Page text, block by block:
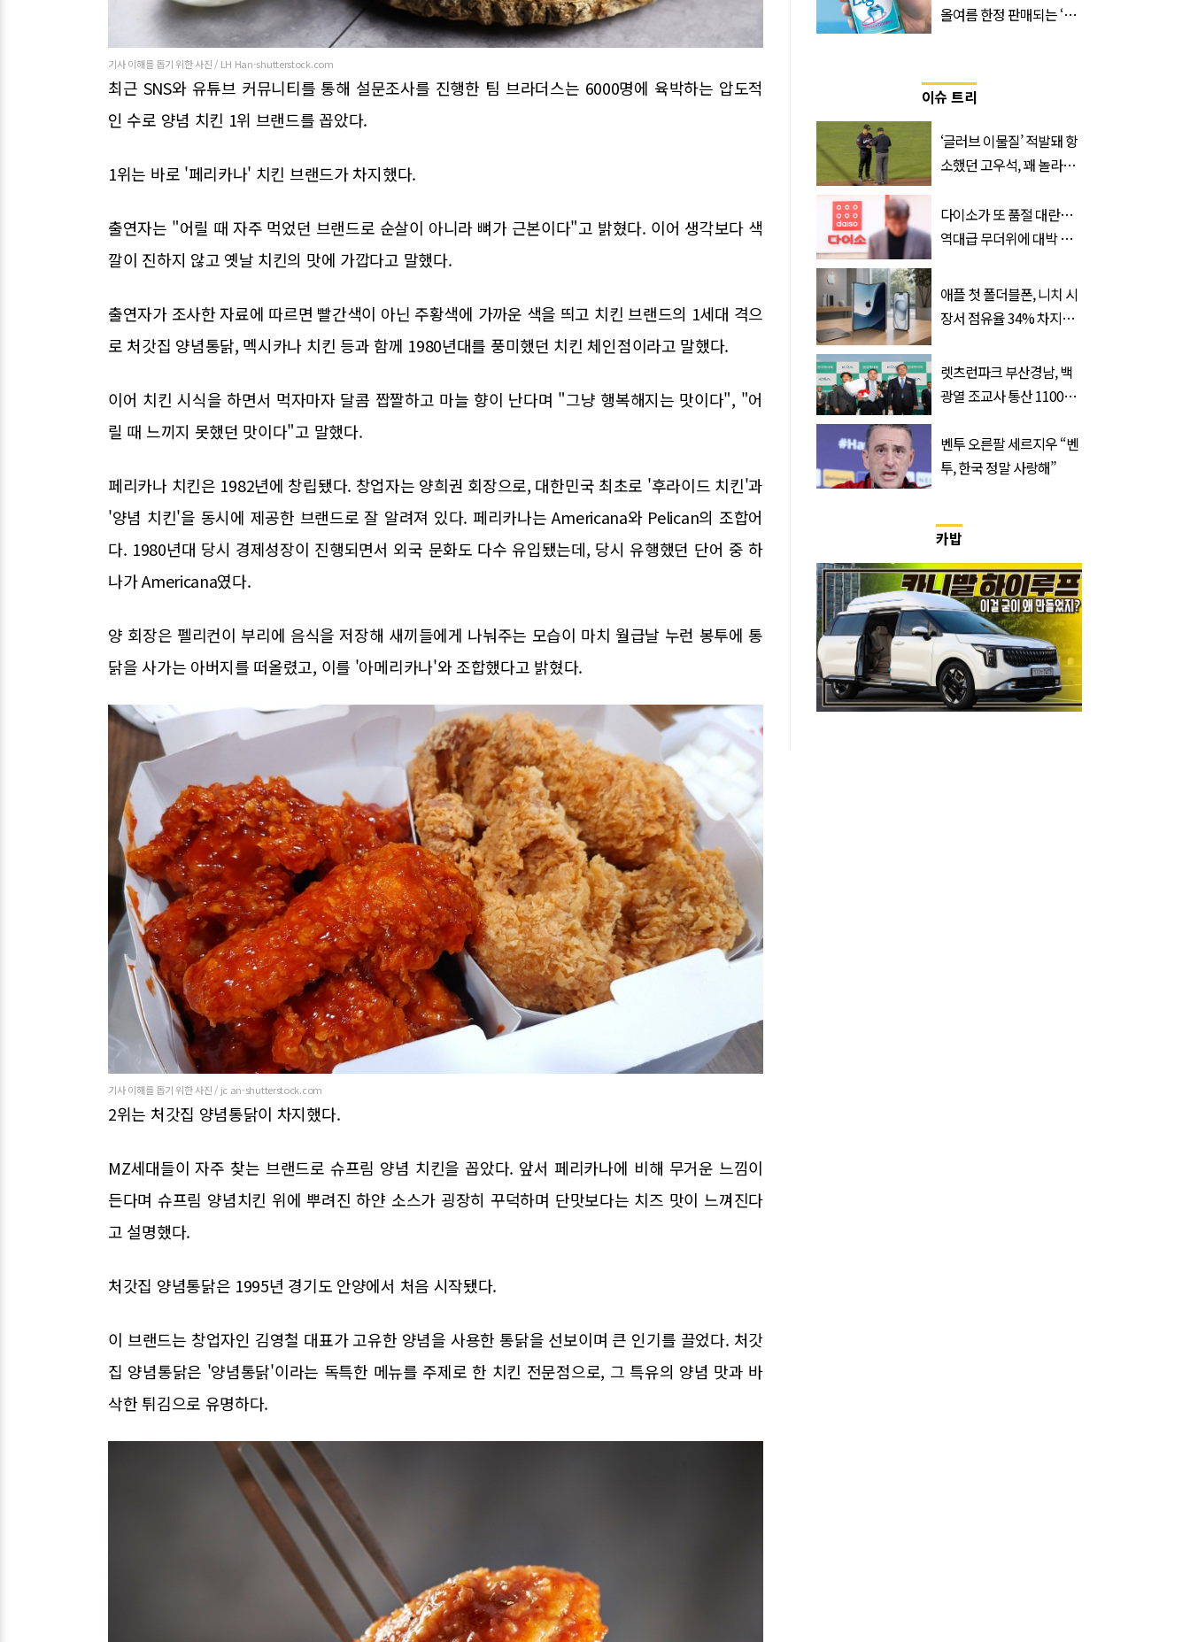
기사 이해를 돕기 위한 사진 / LH Han-shutterstock.com
최근 SNS와 유튜브 커뮤니티를 통해 설문조사를 진행한 팀 브라더스는 6000명에 육박하는 압도적
인 수로 양념 치킨 1위 브랜드를 꼽았다.
1위는 바로 '페리카나' 치킨 브랜드가 차지했다.
출연자는 "어릴 때 자주 먹었던 브랜드로 순살이 아니라 뼈가 근본이다"고 밝혔다. 이어 생각보다 색
깔이 진하지 않고 옛날 치킨의 맛에 가깝다고 말했다.
출연자가 조사한 자료에 따르면 빨간색이 아닌 주황색에 가까운 색을 띄고 치킨 브랜드의 1세대 격으
로 처갓집 양념통닭, 멕시카나 치킨 등과 함께 1980년대를 풍미했던 치킨 체인점이라고 말했다.
이어 치킨 시식을 하면서 먹자마자 달콤 짭짤하고 마늘 향이 난다며 "그냥 행복해지는 맛이다", "어
릴 때 느끼지 못했던 맛이다"고 말했다.
페리카나 치킨은 1982년에 창립됐다. 창업자는 양희권 회장으로, 대한민국 최초로 '후라이드 치킨'과
'양념 치킨'을 동시에 제공한 브랜드로 잘 알려져 있다. 페리카나는 Americana와 Pelican의 조합어
다. 1980년대 당시 경제성장이 진행되면서 외국 문화도 다수 유입됐는데, 당시 유행했던 단어 중 하
나가 Americana였다.
양 회장은 펠리컨이 부리에 음식을 저장해 새끼들에게 나눠주는 모습이 마치 월급날 누런 봉투에 통
닭을 사가는 아버지를 떠올렸고, 이를 '아메리카나'와 조합했다고 밝혔다.
기사 이해를 돕기 위한 사진 / jc an-shutterstock.com
2위는 처갓집 양념통닭이 차지했다.
MZ세대들이 자주 찾는 브랜드로 슈프림 양념 치킨을 꼽았다. 앞서 페리카나에 비해 무거운 느낌이
든다며 슈프림 양념치킨 위에 뿌려진 하얀 소스가 굉장히 꾸덕하며 단맛보다는 치즈 맛이 느껴진다
고 설명했다.
처갓집 양념통닭은 1995년 경기도 안양에서 처음 시작됐다.
이 브랜드는 창업자인 김영철 대표가 고유한 양념을 사용한 통닭을 선보이며 큰 인기를 끌었다. 처갓
집 양념통닭은 '양념통닭'이라는 독특한 메뉴를 주제로 한 치킨 전문점으로, 그 특유의 양념 맛과 바
삭한 튀김으로 유명하다.
올여름 한정 판매되는 ‘최
이슈 트리
‘글러브 이물질’ 적발돼 항
소했던 고우석, 꽤 놀라운
다이소가 또 품절 대란…
역대급 무더위에 대박 난
애플 첫 폴더블폰, 니치 시
장서 점유율 34% 차지할
렛츠런파크 부산경남, 백
광열 조교사 통산 1100
벤투 오른팔 세르지우 “벤
투, 한국 정말 사랑해”
카밥